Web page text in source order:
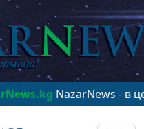
NazarNews - в